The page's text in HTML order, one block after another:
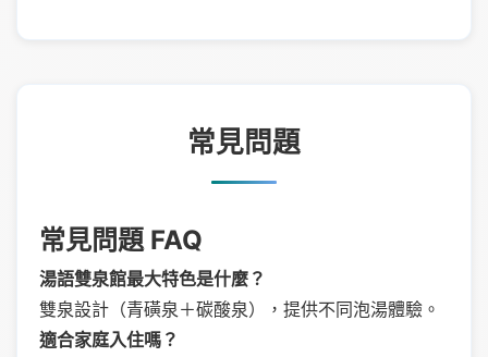
常見問題
常見問題 FAQ
湯語雙泉館最大特色是什麼？
雙泉設計（青磺泉＋碳酸泉），提供不同泡湯體驗。
適合家庭入住嗎？